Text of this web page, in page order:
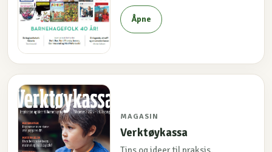
Åpne
MAGASIN
Verktøykassa